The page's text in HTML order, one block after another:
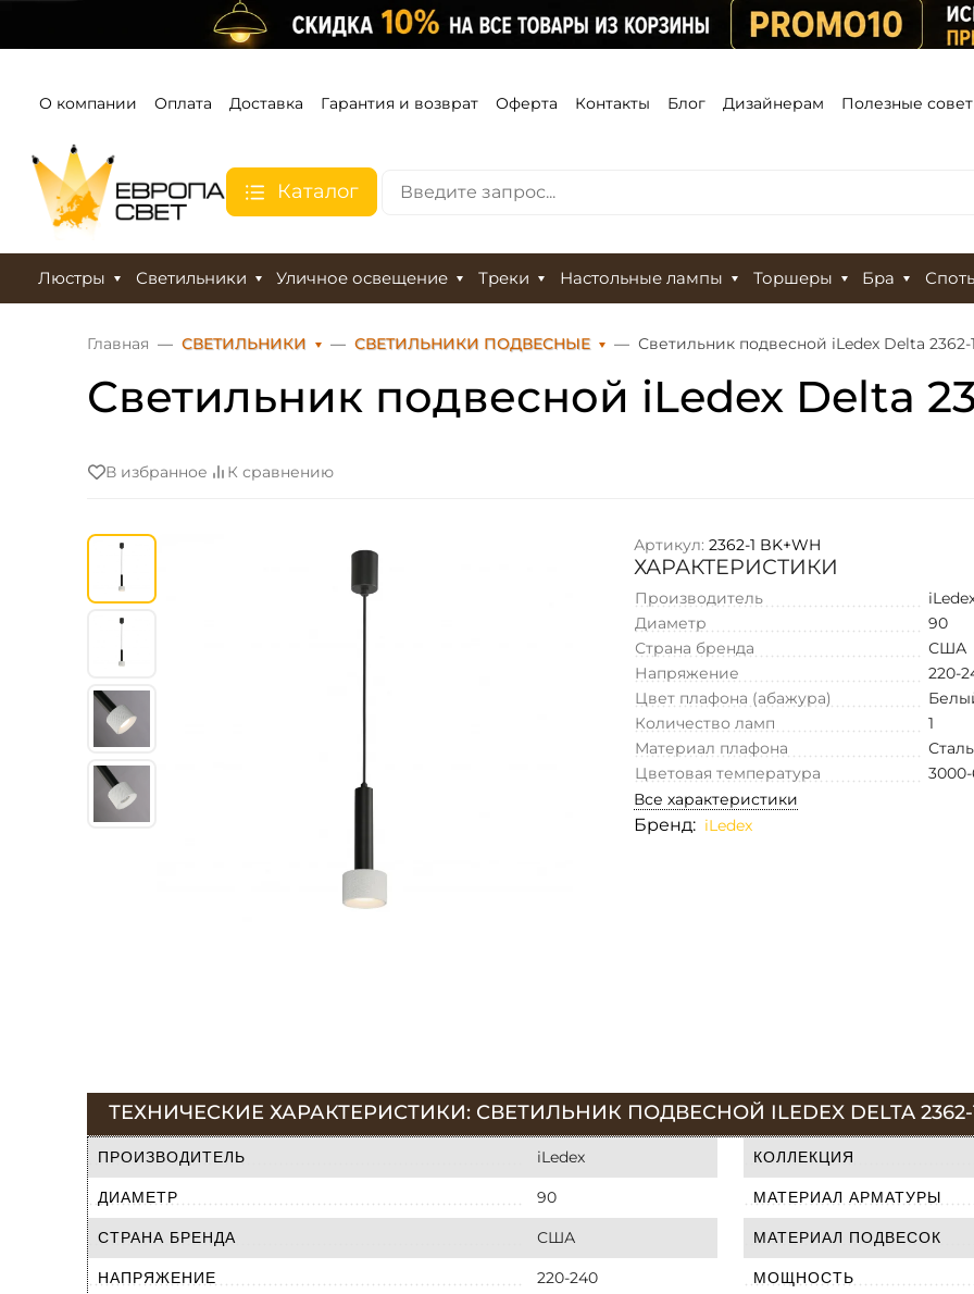
О компании Оплата Доставка Гарантия и возврат Оферта Контакты Блог Дизайнерам Полезные
Каталог
Люстры Светильники Уличное освещение Треки Настольные лампы Торшеры Бра
Главная СВЕТИЛЬНИКИ СВЕТИЛЬНИКИ ПОДВЕСНЫЕ Светильник подвесной iLedex Delta 2362-
Светильник подвесной iLedex Delta
В избранное К сравнению
Артикул: 2362-1 BK+WH
ХАРАКТЕРИСТИКИ
Производитель
Диаметр
90
Страна бренда
США
Напряжение
220-
Цвет плафона (абажура)
Количество ламп
1
Материал плафона
Сталь
Цветовая температура
Все характеристики
Бренд: iLedex
ТЕХНИЧЕСКИЕ ХАРАКТЕРИСТИКИ: СВЕТИЛЬНИК ПОДВЕСНОЙ ILEDEX DELTA 2362-
ПРОИЗВОДИТЕЛЬ iLedex
ДИАМЕТР 90
СТРАНА БРЕНДА США
НАПРЯЖЕНИЕ 220-240
КОЛЛЕКЦИЯ
МАТЕРИАЛ АРМАТУРЫ
МАТЕРИАЛ ПОДВЕСОК
МОЩНОСТЬ